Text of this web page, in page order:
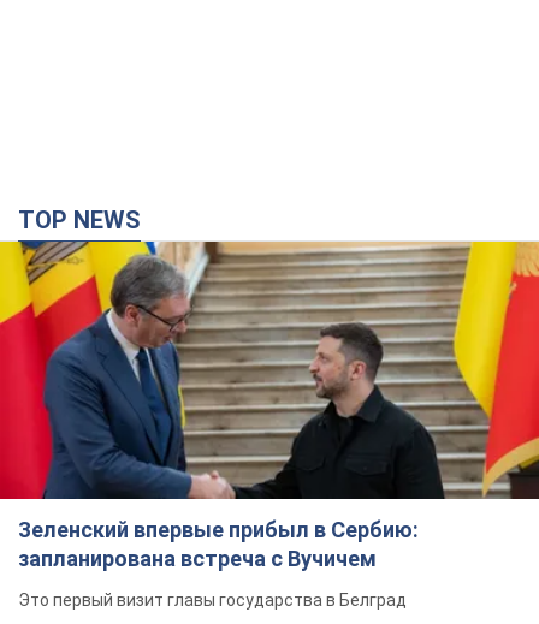
TOP NEWS
Зеленский впервые прибыл в Сербию:
запланирована встреча с Вучичем
Это первый визит главы государства в Белград